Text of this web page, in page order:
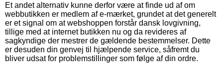
Et andet alternativ kunne derfor være at finde ud af om
webbutikken er medlem af e-mærket, grundet at det generelt
er et signal om at webshoppen forstår dansk lovgivning,
tillige med at internet butikken nu og da revideres af
sagkyndige der mestrer de gældende bestemmelser. Dette
er desuden din genvej til hjælpende service, såfremt du
bliver udsat for problemstillinger som følge af din ordre.